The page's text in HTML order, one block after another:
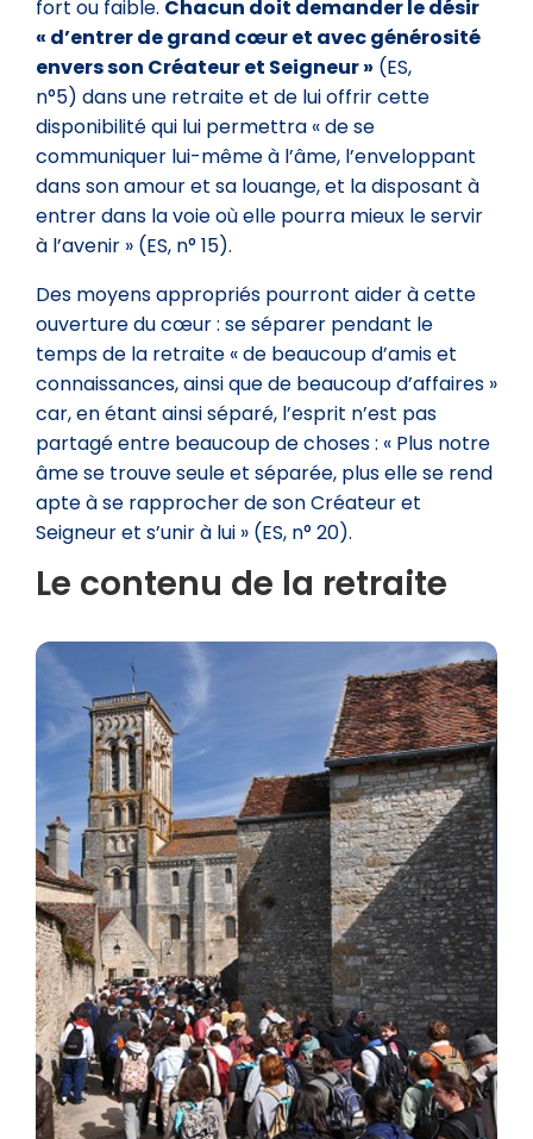
fort ou faible. Chacun doit demander le désir
« d’entrer de grand cœur et avec générosité
envers son Créateur et Seigneur » (ES,
n°5) dans une retraite et de lui offrir cette
disponibilité qui lui permettra « de se
communiquer lui-même à l’âme, l’enveloppant
dans son amour et sa louange, et la disposant à
entrer dans la voie où elle pourra mieux le servir
à l’avenir » (ES, n° 15).
Des moyens appropriés pourront aider à cette
ouverture du cœur : se séparer pendant le
temps de la retraite « de beaucoup d’amis et
connaissances, ainsi que de beaucoup d’affaires »
car, en étant ainsi séparé, l’esprit n’est pas
partagé entre beaucoup de choses : « Plus notre
âme se trouve seule et séparée, plus elle se rend
apte à se rapprocher de son Créateur et
Seigneur et s’unir à lui » (ES, n° 20).
Le contenu de la retraite